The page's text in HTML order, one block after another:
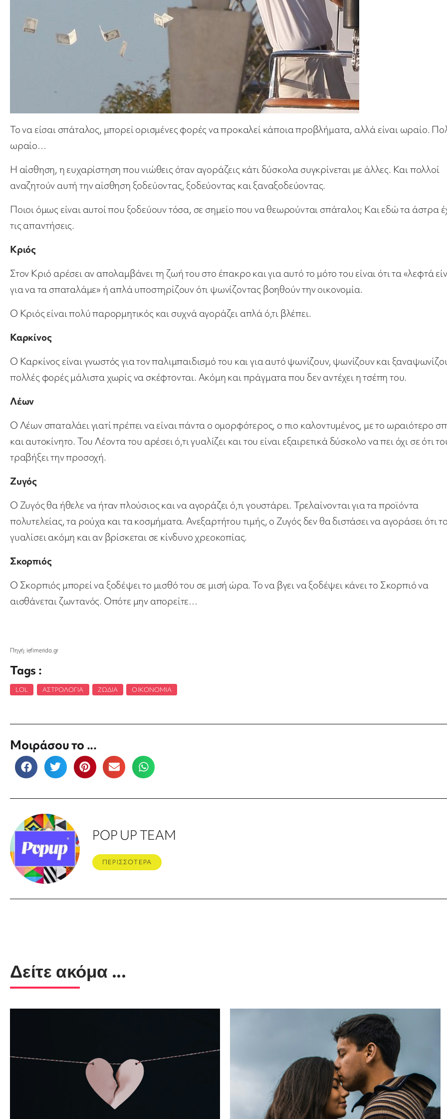
Το να είσαι σπάταλος, μπορεί ορισμένες φορές να προκαλεί κάποια προβλήματα, αλλά είναι ωραίο.
ωραίο…
Η αίσθηση, η ευχαρίστηση που νιώθεις όταν αγοράζεις κάτι δύσκολα συγκρίνεται με άλλες. Και πολλοί
αναζητούν αυτή την αίσθηση ξοδεύοντας, ξοδεύοντας και ξαναξοδεύοντας.
Ποιοι όμως είναι αυτοί που ξοδεύουν τόσα, σε σημείο που να θεωρούνται σπάταλοι; Και εδώ τα άστρα
τις απαντήσεις.
Κριός
Στον Κριό αρέσει αν απολαμβάνει τη ζωή του στο έπακρο και για αυτό το μότο του είναι ότι τα «λεφτά
για να τα σπαταλάμε» ή απλά υποστηρίζουν ότι ψωνίζοντας βοηθούν την οικονομία.
Ο Κριός είναι πολύ παρορμητικός και συχνά αγοράζει απλά ό,τι βλέπει.
Καρκίνος
Ο Καρκίνος είναι γνωστός για τον παλιμπαιδισμό του και για αυτό ψωνίζουν, ψωνίζουν και
πολλές φορές μάλιστα χωρίς να σκέφτονται. Ακόμη και πράγματα που δεν αντέχει η τσέπη του.
Λέων
Ο Λέων σπαταλάει γιατί πρέπει να είναι πάντα ο ομορφότερος, ο πιο καλοντυμένος, με το ωραιότερο
και αυτοκίνητο. Του Λέοντα του αρέσει ό,τι γυαλίζει και του είναι εξαιρετικά δύσκολο να πει όχι σε ότι
τραβήξει την προσοχή.
Ζυγός
Ο Ζυγός θα ήθελε να ήταν πλούσιος και να αγοράζει ό,τι γουστάρει. Τρελαίνονται για τα προϊόντα
πολυτελείας, τα ρούχα και τα κοσμήματα. Ανεξαρτήτου τιμής, ο Ζυγός δεν θα διστάσει να αγοράσει ότι
γυαλίσει ακόμη και αν βρίσκεται σε κίνδυνο χρεοκοπίας.
Σκορπιός
Ο Σκορπιός μπορεί να ξοδέψει το μισθό του σε μισή ώρα. Το να βγει να ξοδέψει κάνει το Σκορπιό να
αισθάνεται ζωντανός. Οπότε μην απορείτε…
Πηγή: iefimerida.gr
Tags :
LOL ΑΣΤΡΟΛΟΓΊΑ ΖΏΔΙΑ ΟΙΚΟΝΟΜΊΑ
Μοιράσου το ...
POP UP TEAM
ΠΕΡΙΣΣΟΤΕΡΑ
Δείτε ακόμα ...